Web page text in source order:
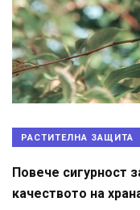
РАСТИТЕЛНА ЗАЩИТА
Повече сигурност
качеството на